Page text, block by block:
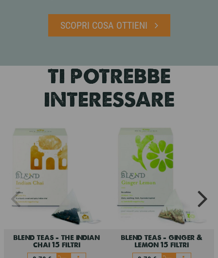
SCOPRI COSA OTTIENI
TI POTREBBE
INTERESSARE
blend teas - the indian
chai 15 filtri
blend teas - ginger &
lemon 15 filtri